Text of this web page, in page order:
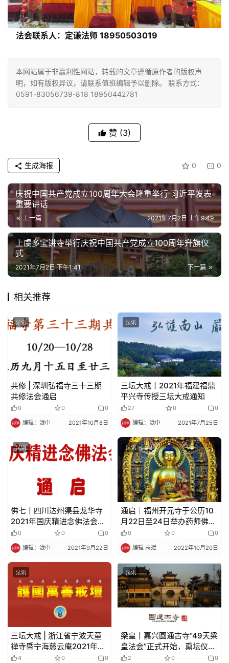
法会联系人：定谦法师 18950503019
本网站属于非赢利性网站，转载的文章遵循原作者的版权声
明，如有版权异议，请联系值班编辑予以删除。 联系方式：
0591-83056739-818 18950442781
赞 (3)
0 0
生成海报
庆祝中国共产党成立100周年大会隆重举行 习近平发表
重要讲话
上一篇 2021年7月2日 上午9:49
上虞多宝讲寺举行庆祝中国共产党成立100周年升旗仪
式
下一篇
2021年7月2日 下午1:41
相关推荐
法讯
共修 | 深圳弘福寺三十三期
共修法会通启
0 0 0
编辑：泷中 2021年10月8日
法讯
三坛大戒丨2021年福建福鼎
平兴寺传授三坛大戒通知
27 0 0
编辑：泷中 2021年7月25日
法讯
佛七丨四川达州渠县龙华寺
2021年国庆精进念佛法会通
启0 0 0
编辑：泷中 2021年9月22日
法讯
通启｜福州开元寺于公历10
月22日至24日举办药师佛圣
诞法会的通知
0 0 0
编辑 志斌 2022年10月20日
法讯
三坛大戒 | 浙江省宁波天童
禅寺暨宁海慈云庵2021年传
授二部僧三坛大戒法会通启
4 0 0
法讯
梁皇丨嘉兴圆通古寺“49天梁
皇法会”正式开始，熏坛仪式
殊胜圆满！
2 0 0